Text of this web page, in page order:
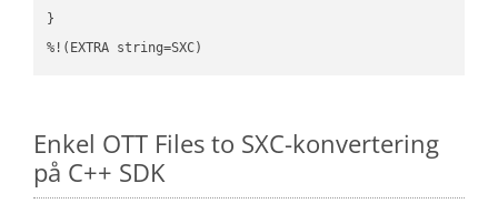
}
%!(EXTRA string=SXC)
Enkel OTT Files to SXC-konvertering
på C++ SDK